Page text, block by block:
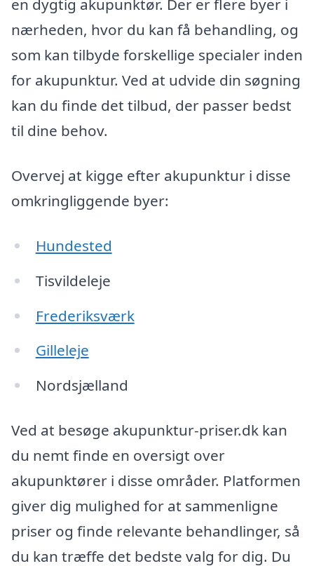
en dygtig akupunktør. Der er flere byer i
nærheden, hvor du kan få behandling, og
som kan tilbyde forskellige specialer inden
for akupunktur. Ved at udvide din søgning
kan du finde det tilbud, der passer bedst
til dine behov.
Overvej at kigge efter akupunktur i disse
omkringliggende byer:
Hundested
Tisvildeleje
Frederiksværk
Gilleleje
Nordsjælland
Ved at besøge akupunktur-priser.dk kan
du nemt finde en oversigt over
akupunktører i disse områder. Platformen
giver dig mulighed for at sammenligne
priser og finde relevante behandlinger, så
du kan træffe det bedste valg for dig. Du